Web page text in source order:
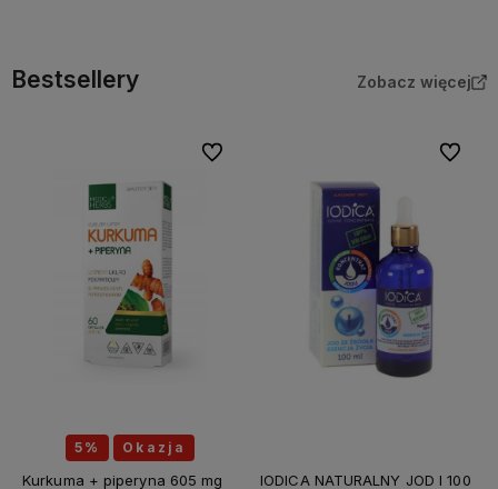
Bestsellery Zobacz więcej
5% Okazja
Kurkuma + piperyna 605 mg
Do ulubionych
IODICA NATURALNY JOD I 100
Do